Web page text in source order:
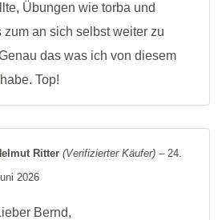
Übungen wie torba und
zum an sich selbst weiter zu
das was ich von diesem
Top!
Ritter (Verifizierter Käufer) – 24.
2026
Bernd,